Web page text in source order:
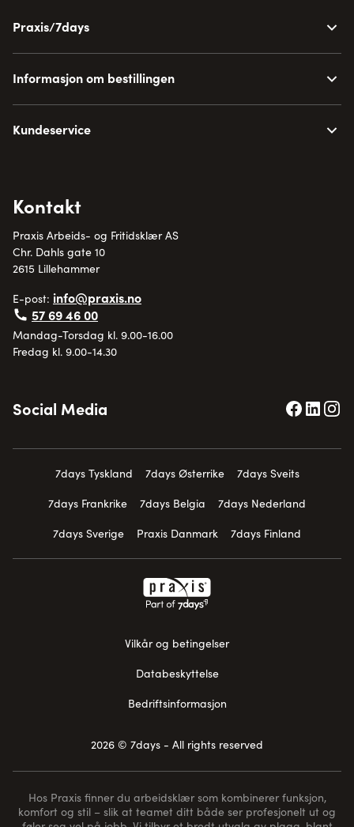
Praxis/7days
Informasjon om bestillingen
Kundeservice
Kontakt
Praxis Arbeids- og Fritidsklær AS
Chr. Dahls gate 10
2615 Lillehammer
E-post: info@praxis.no
57 69 46 00
Mandag-Torsdag kl. 9.00-16.00
Fredag kl. 9.00-14.30
Social Media
7days Tyskland 7days Østerrike
7days Sveits
7days Frankrike
7days Belgia
7days Nederland
7days Sverige
Praxis Danmark 7days Finland
Vilkår og betingelser
Databeskyttelse
Bedriftsinformasjon
2026 © 7days - All rights reserved
Hos Praxis finner du arbeidsklær som kombinerer funksjon,
komfort og stil – slik at teamet ditt både ser profesjonelt ut og